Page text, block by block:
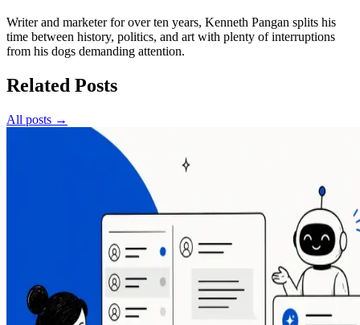
Writer and marketer for over ten years, Kenneth Pangan splits his
time between history, politics, and art with plenty of interruptions
from his dogs demanding attention.
Related Posts
All posts →